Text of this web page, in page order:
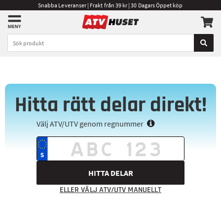
Snabba Leveranser | Frakt från 39 kr | 30 Dagars Öppet köp
Hitta rätt delar direkt!
Välj ATV/UTV genom regnummer
HITTA DELAR
ELLER VÄLJ ATV/UTV MANUELLT